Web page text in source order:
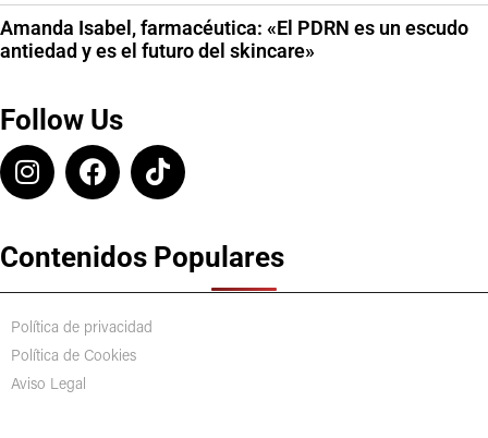
Amanda Isabel, farmacéutica: «El PDRN es un escudo
antiedad y es el futuro del skincare»
Follow Us
Contenidos Populares
Política de privacidad
Política de Cookies
Aviso Legal